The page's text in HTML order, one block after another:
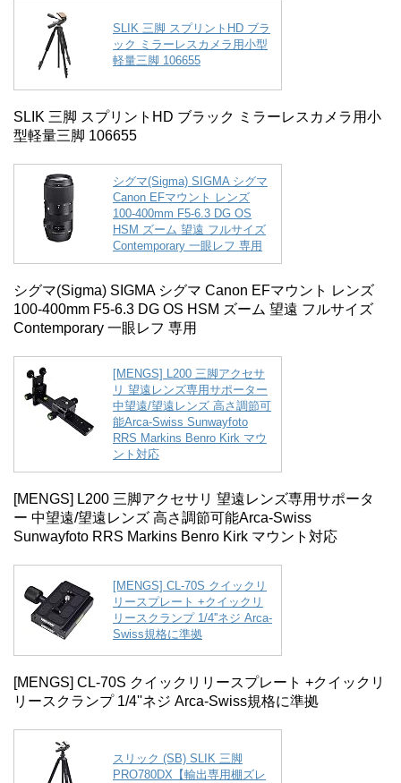
SLIK 三脚 スプリントHD ブラ
ック ミラーレスカメラ用小型
軽量三脚 106655
SLIK 三脚 スプリントHD ブラック ミラーレスカメラ用小
型軽量三脚 106655
シグマ(Sigma) SIGMA シグマ
Canon EFマウント レンズ
100-400mm F5-6.3 DG OS
HSM ズーム 望遠 フルサイズ
Contemporary 一眼レフ 専用
シグマ(Sigma) SIGMA シグマ Canon EFマウント レンズ
100-400mm F5-6.3 DG OS HSM ズーム 望遠 フルサイズ
Contemporary 一眼レフ 専用
[MENGS] L200 三脚アクセサ
リ 望遠レンズ専用サポーター
中望遠/望遠レンズ 高さ調節可
能Arca-Swiss Sunwayfoto
RRS Markins Benro Kirk マウ
ント対応
[MENGS] L200 三脚アクセサリ 望遠レンズ専用サポータ
ー 中望遠/望遠レンズ 高さ調節可能Arca-Swiss
Sunwayfoto RRS Markins Benro Kirk マウント対応
[MENGS] CL-70S クイックリ
リースプレート +クイックリ
リースクランプ 1/4''ネジ Arca-
Swiss規格に準拠
[MENGS] CL-70S クイックリリースプレート +クイックリ
リースクランプ 1/4''ネジ Arca-Swiss規格に準拠
スリック (SB) SLIK 三脚
PRO780DX【輸出専用棚ズレ